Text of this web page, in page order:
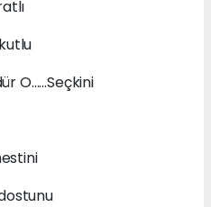
O……Seçkini